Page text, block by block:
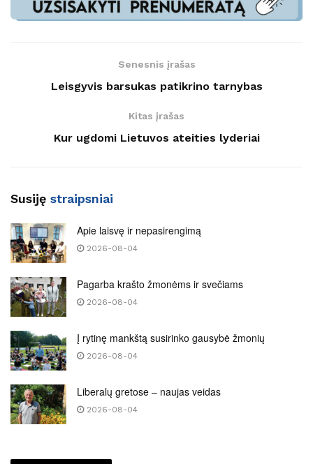
Senesnis įrašas
Leisgyvis barsukas patikrino tarnybas
Kitas įrašas
Kur ugdomi Lietuvos ateities lyderiai
Susiję straipsniai
Apie laisvę ir nepasirengimą
2026-08-04
Pagarba krašto žmonėms ir svečiams
2026-08-04
Į rytinę mankštą susirinko gausybė žmonių
2026-08-04
Liberalų gretose – naujas veidas
2026-08-04